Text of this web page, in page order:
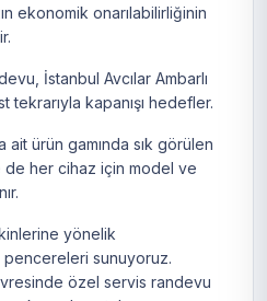
ekonomik onarılabilirliğinin
İstanbul Avcılar Ambarlı
kapanışı hedefler.
ait ürün gamında sık görülen
de her cihaz için model ve
yönelik
sunuyoruz.
özel servis randevu